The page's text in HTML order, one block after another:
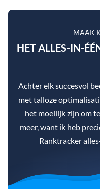
MAAK
HET ALLES-IN-
Achter elk succesvol
met talloze
het moeilijk zijn om
meer, want ik heb
Ranktracker